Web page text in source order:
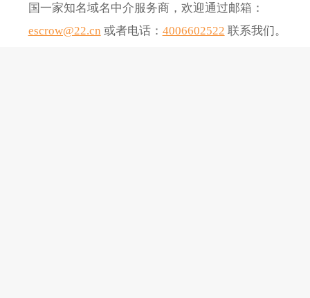
国一家知名域名中介服务商，欢迎通过邮箱：
escrow@22.cn 或者电话： 4006602522 联系我们。